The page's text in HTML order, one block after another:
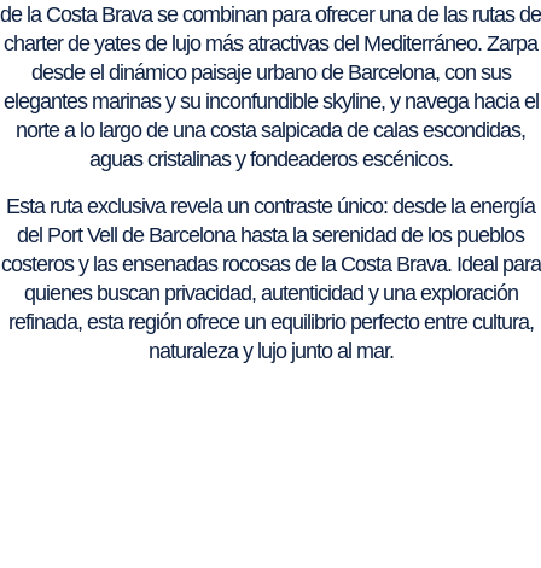
de la Costa Brava se combinan para ofrecer una de las rutas de
charter de yates de lujo más atractivas del Mediterráneo. Zarpa
desde el dinámico paisaje urbano de Barcelona, con sus
elegantes marinas y su inconfundible skyline, y navega hacia el
norte a lo largo de una costa salpicada de calas escondidas,
aguas cristalinas y fondeaderos escénicos.
Esta ruta exclusiva revela un contraste único: desde la energía
del Port Vell de Barcelona hasta la serenidad de los pueblos
costeros y las ensenadas rocosas de la Costa Brava. Ideal para
quienes buscan privacidad, autenticidad y una exploración
refinada, esta región ofrece un equilibrio perfecto entre cultura,
naturaleza y lujo junto al mar.